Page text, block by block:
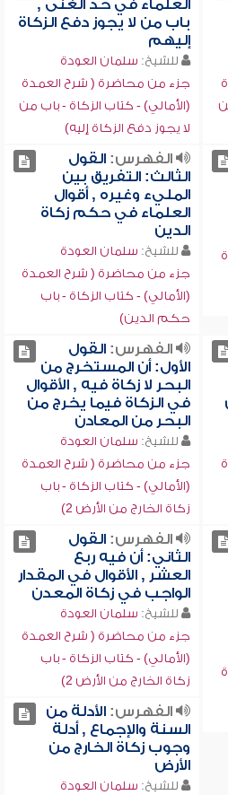
العلماء في حد الغنى ,
باب من لا يجوز دفع الزكاة
إليهم
للشيخ: سلمان العودة
جزء من محاضرة ( شرح العمدة
(الأمالي) - كتاب الزكاة - باب من
لا يجوز دفع الزكاة إليه)
الفهرس:القول
الثالث: التفريق بين
المليء وغيره , أقوال
العلماء في حكم زكاة
الدين
للشيخ: سلمان العودة
جزء من محاضرة ( شرح العمدة
(الأمالي) - كتاب الزكاة - باب
حكم الدين)
الفهرس:القول
الأول: أن المستخرج من
البحر لا زكاة فيه , الأقوال
في الزكاة فيما يخرج من
البحر من المعادن
للشيخ: سلمان العودة
جزء من محاضرة ( شرح العمدة
(الأمالي) - كتاب الزكاة - باب
زكاة الخارج من الأرض 2)
الفهرس:القول
الثاني: أن فيه ربع
العشر , الأقوال في المقدار
الواجب في زكاة المعدن
للشيخ: سلمان العودة
جزء من محاضرة ( شرح العمدة
(الأمالي) - كتاب الزكاة - باب
زكاة الخارج من الأرض 2)
الفهرس:الأدلة من
السنة والإجماع , أدلة
وجوب زكاة الخارج من
الأرض
للشيخ: سلمان العودة